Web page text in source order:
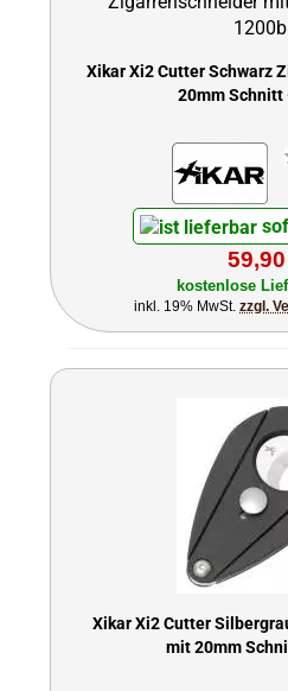
Xikar Xi2 Cutter Schwarz
20mm Schnitt
kostenlose
inkl. 19% MwSt. zzgl.
Xikar Xi2 Cutter
mit 20mm